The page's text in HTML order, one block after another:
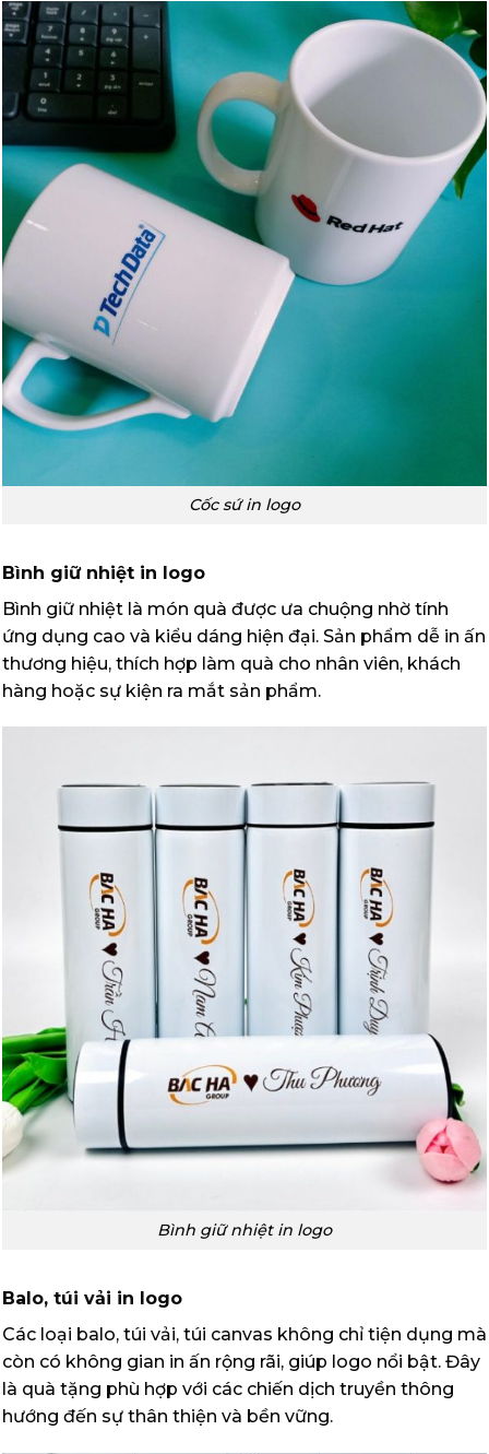
Cốc sứ in logo
Bình giữ nhiệt in logo
Bình giữ nhiệt là món quà được ưa chuộng nhờ tính
ứng dụng cao và kiểu dáng hiện đại. Sản phẩm dễ in ấn
thương hiệu, thích hợp làm quà cho nhân viên, khách
hàng hoặc sự kiện ra mắt sản phẩm.
Bình giữ nhiệt in logo
Balo, túi vải in logo
Các loại balo, túi vải, túi canvas không chỉ tiện dụng mà
còn có không gian in ấn rộng rãi, giúp logo nổi bật. Đây
là quà tặng phù hợp với các chiến dịch truyền thông
hướng đến sự thân thiện và bền vững.